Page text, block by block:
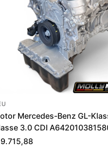
Mercedes-Benz GL-
3.0 CDI